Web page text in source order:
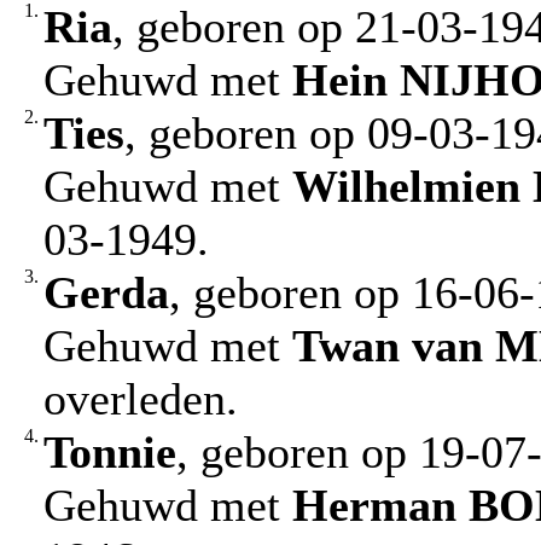
1. Ria, geboren op 21-03-
Gehuwd met Hein
2. Ties, geboren op 09-03-
Gehuwd met Wilhelmien
03-1949.
3. Gerda, geboren op 16-
Gehuwd met Twan van
overleden.
4. Tonnie, geboren op 19-
Gehuwd met Herman